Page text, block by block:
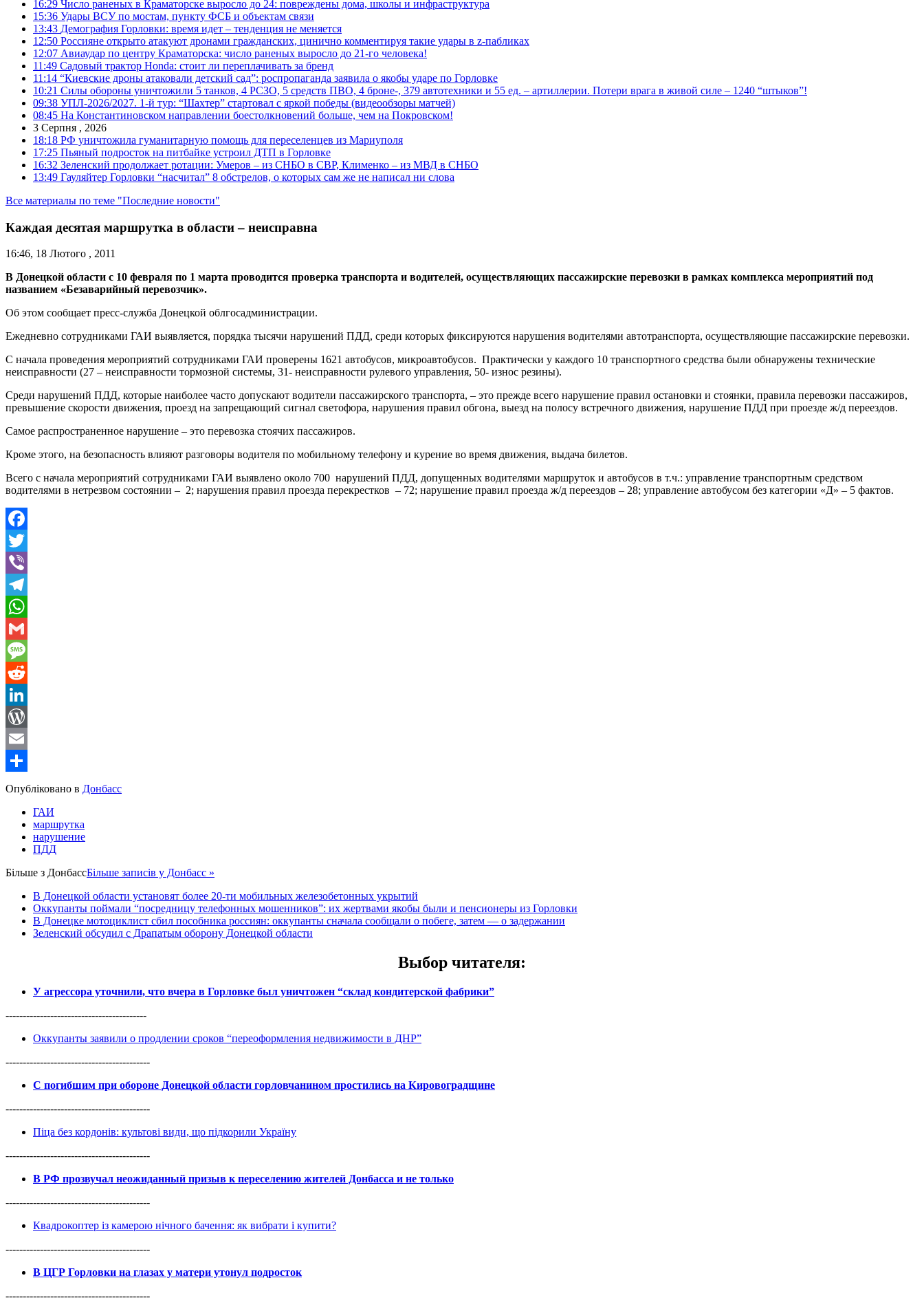
16:29 Число раненых в Краматорске выросло до 24: повреждены дома, школы и инфраструктура
15:36 Удары ВСУ по мостам, пункту ФСБ и объектам связи
13:43 Демография Горловки: время идет – тенденция не меняется
12:50 Россияне открыто атакуют дронами гражданских, цинично комментируя такие удары в z-пабликах
12:07 Авиаудар по центру Краматорска: число раненых выросло до 21-го человека!
11:49 Садовый трактор Honda: стоит ли переплачивать за бренд
11:14 “Киевские дроны атаковали детский сад”: роспропаганда заявила о якобы ударе по Горловке
10:21 Силы обороны уничтожили 5 танков, 4 РСЗО, 5 средств ПВО, 4 броне-, 379 автотехники и 55 ед. – артиллерии. Потери врага в живой силе – 1240 “штыков”!
09:38 УПЛ-2026/2027. 1-й тур: “Шахтер” стартовал с яркой победы (видеообзоры матчей)
08:45 На Константиновском направлении боестолкновений больше, чем на Покровском!
3 Серпня , 2026
18:18 РФ уничтожила гуманитарную помощь для переселенцев из Мариуполя
17:25 Пьяный подросток на питбайке устроил ДТП в Горловке
16:32 Зеленский продолжает ротации: Умеров – из СНБО в СВР, Клименко – из МВД в СНБО
13:49 Гауляйтер Горловки “насчитал” 8 обстрелов, о которых сам же не написал ни слова
Все материалы по теме "Последние новости"
Каждая десятая маршрутка в области – неисправна
16:46, 18 Лютого , 2011
В Донецкой области с 10 февраля по 1 марта проводится проверка транспорта и водителей, осуществляющих пассажирские перевозки в рамках комплекса мероприятий под
названием «Безаварийный перевозчик».
Об этом сообщает пресс-служба Донецкой облгосадминистрации.
Ежедневно сотрудниками ГАИ выявляется, порядка тысячи нарушений ПДД, среди которых фиксируются нарушения водителями автотранспорта, осуществляющие пассажирские перевозки.
С начала проведения мероприятий сотрудниками ГАИ проверены 1621 автобусов, микроавтобусов. Практически у каждого 10 транспортного средства были обнаружены технические
неисправности (27 – неисправности тормозной системы, 31- неисправности рулевого управления, 50- износ резины).
Среди нарушений ПДД, которые наиболее часто допускают водители пассажирского транспорта, – это прежде всего нарушение правил остановки и стоянки, правила перевозки пассажиров,
превышение скорости движения, проезд на запрещающий сигнал светофора, нарушения правил обгона, выезд на полосу встречного движения, нарушение ПДД при проезде ж/д переездов.
Самое распространенное нарушение – это перевозка стоячих пассажиров.
Кроме этого, на безопасность влияют разговоры водителя по мобильному телефону и курение во время движения, выдача билетов.
Всего с начала мероприятий сотрудниками ГАИ выявлено около 700 нарушений ПДД, допущенных водителями маршруток и автобусов в т.ч.: управление транспортным средством
водителями в нетрезвом состоянии – 2; нарушения правил проезда перекрестков – 72; нарушение правил проезда ж/д переездов – 28; управление автобусом без категории «Д» – 5 фактов.
Facebook
Twitter
Viber
Telegram
WhatsApp
Gmail
Message
Reddit
LinkedIn
WordPress
Email
Share
Опубліковано в Донбасс
ГАИ
маршрутка
нарушение
ПДД
Більше з ДонбассБільше записів у Донбасс »
В Донецкой области установят более 20-ти мобильных железобетонных укрытий
Оккупанты поймали “посредницу телефонных мошенников”: их жертвами якобы были и пенсионеры из Горловки
В Донецке мотоциклист сбил пособника россиян: оккупанты сначала сообщали о побеге, затем — о задержании
Зеленский обсудил с Драпатым оборону Донецкой области
Выбор читателя:
У агрессора уточнили, что вчера в Горловке был уничтожен “склад кондитерской фабрики”
-----------------------------------------
Оккупанты заявили о продлении сроков “переоформления недвижимости в ДНР”
------------------------------------------
С погибшим при обороне Донецкой области горловчанином простились на Кировоградщине
------------------------------------------
Піца без кордонів: культові види, що підкорили Україну
------------------------------------------
В РФ прозвучал неожиданный призыв к переселению жителей Донбасса и не только
------------------------------------------
Квадрокоптер із камерою нічного бачення: як вибрати і купити?
------------------------------------------
В ЦГР Горловки на глазах у матери утонул подросток
------------------------------------------